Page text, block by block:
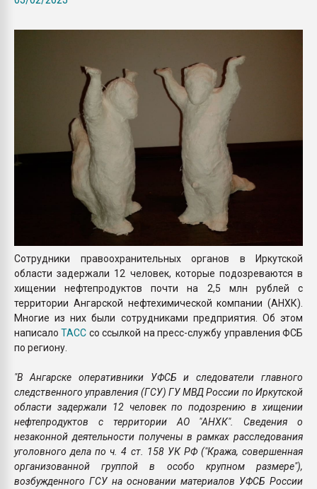
Сотрудники правоохранительных органов в Иркутской
области задержали 12 человек, которые подозреваются в
хищении нефтепродуктов почти на 2,5 млн рублей с
территории Ангарской нефтехимической компании (АНХК).
Многие из них были сотрудниками предприятия. Об этом
написалоТАСС со ссылкой на пресс-службу управления ФСБ
по региону.
"В Ангарске оперативники УФСБ и следователи главного
следственного управления (ГСУ) ГУ МВД России по Иркутской
области задержали 12 человек по подозрению в хищении
нефтепродуктов с территории АО "АНХК". Сведения о
незаконной деятельности получены в рамках расследования
уголовного дела по ч. 4 ст. 158 УК РФ ("Кража, совершенная
организованной группой в особо крупном размере"),
возбужденного ГСУ на основании материалов УФСБ России